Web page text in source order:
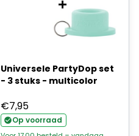
Universele PartyDop set
- 3 stuks - multicolor
€7,95
Op voorraad